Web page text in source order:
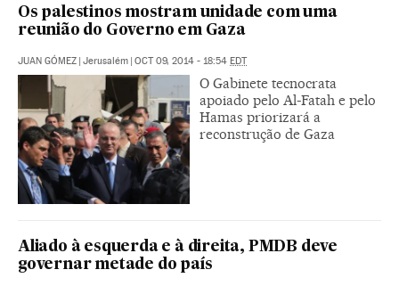
Os palestinos mostram unidade com uma
reunião do Governo em Gaza
JUAN GÓMEZ Jerusalém OCT 09, 2014 - 18:54 EDT
O Gabinete tecnocrata
apoiado pelo Al-Fatah e pelo
Hamas priorizará a
reconstrução de Gaza
Aliado à esquerda e à direita, PMDB deve
governar metade do país